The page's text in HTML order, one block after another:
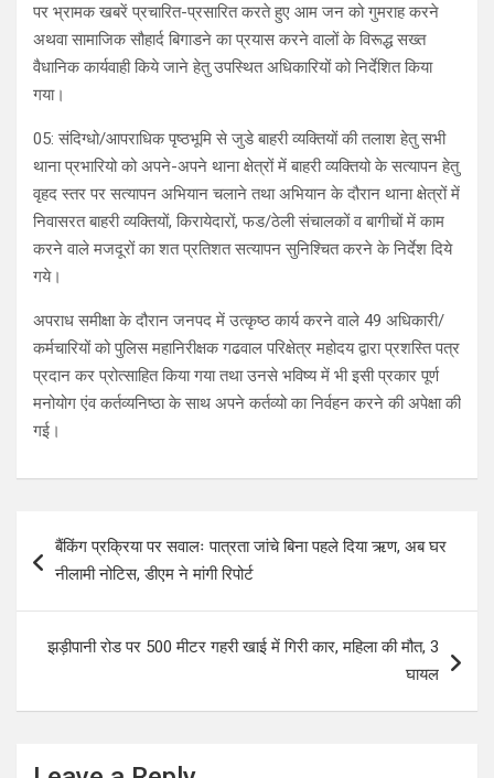
पर भ्रामक खबरें प्रचारित-प्रसारित करते हुए आम जन को गुमराह करने
अथवा सामाजिक सौहार्द बिगाडने का प्रयास करने वालों के विरूद्ध सख्त
वैधानिक कार्यवाही किये जाने हेतु उपस्थित अधिकारियों को निर्देशित किया
गया।
05: संदिग्धो/आपराधिक पृष्ठभूमि से जुडे बाहरी व्यक्तियों की तलाश हेतु सभी
थाना प्रभारियो को अपने-अपने थाना क्षेत्रों में बाहरी व्यक्तियो के सत्यापन हेतु
वृहद स्तर पर सत्यापन अभियान चलाने तथा अभियान के दौरान थाना क्षेत्रों में
निवासरत बाहरी व्यक्तियों, किरायेदारों, फड/ठेली संचालकों व बागीचों में काम
करने वाले मजदूरों का शत प्रतिशत सत्यापन सुनिश्चित करने के निर्देश दिये
गये।
अपराध समीक्षा के दौरान जनपद में उत्कृष्ठ कार्य करने वाले 49 अधिकारी/
कर्मचारियों को पुलिस महानिरीक्षक गढवाल परिक्षेत्र महोदय द्वारा प्रशस्ति पत्र
प्रदान कर प्रोत्साहित किया गया तथा उनसे भविष्य में भी इसी प्रकार पूर्ण
मनोयोग एंव कर्तव्यनिष्ठा के साथ अपने कर्तव्यो का निर्वहन करने की अपेक्षा की
गई।
navigation
बैंकिंग प्रक्रिया पर सवालः पात्रता जांचे बिना पहले दिया ऋण, अब घर
नीलामी नोटिस, डीएम ने मांगी रिपोर्ट
झड़ीपानी रोड पर 500 मीटर गहरी खाई में गिरी कार, महिला की मौत, 3
घायल